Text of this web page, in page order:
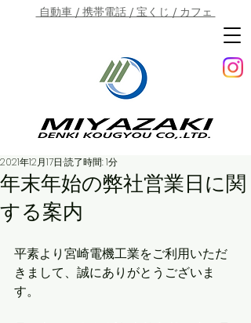
自動車 / 携帯電話 / 宝くじ / カフェ
年末年始の弊社営業日に関
する案内
2021年12月17日 読了時間: 1分
平素より宮崎電機工業をご利用いただ
きまして、誠にありがとうございま
す。